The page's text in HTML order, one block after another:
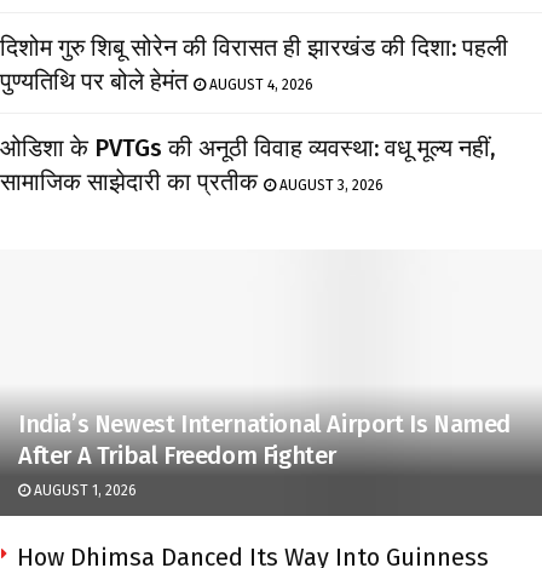
दिशोम गुरु शिबू सोरेन की विरासत ही झारखंड की दिशा: पहली
पुण्यतिथि पर बोले हेमंत
AUGUST 4, 2026
ओडिशा के PVTGs की अनूठी विवाह व्यवस्था: वधू मूल्य नहीं,
सामाजिक साझेदारी का प्रतीक
AUGUST 3, 2026
India’s Newest International Airport Is Named
After A Tribal Freedom Fighter
AUGUST 1, 2026
How Dhimsa Danced Its Way Into Guinness